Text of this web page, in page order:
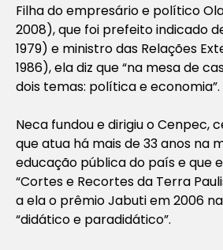
Filha do empresário e político
2008), que foi prefeito indicado
1979) e ministro das Relações
1986), ela diz que “na mesa de
dois temas: política e economia”.
Neca fundou e dirigiu o Cenpec,
que atua há mais de 33 anos na
educação pública do país e que
“Cortes e Recortes da Terra
a ela o prêmio Jabuti em 2006
“didático e paradidático”.